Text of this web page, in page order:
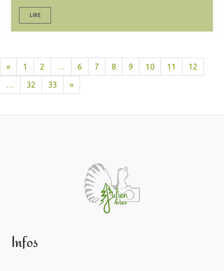
LIRE
« 1 2 … 6 7 8 9 10 11
12
…
32 33 »
Infos